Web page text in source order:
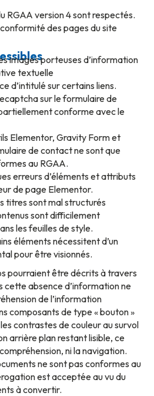
RGAA version 4 sont respectés.
des pages du site
images porteuses d’information
textuelle
d’intitulé sur certains liens.
sur le formulaire de
conforme avec le
Elementor, Gravity Form et
de contact ne sont que
au RGAA.
erreurs d’éléments et attributs
de page Elementor.
titres sont mal structurés
sont difficilement
les feuilles de style.
éléments nécessitent d’un
pour être visionnés.
pourraient être décrits à travers
cette absence d’information ne
de l’information
composants de type « bouton »
contrastes de couleur au survol
arrière plan restant lisible, ce
ni la navigation.
ne sont pas conformes au
est acceptée au vu du
à convertir.